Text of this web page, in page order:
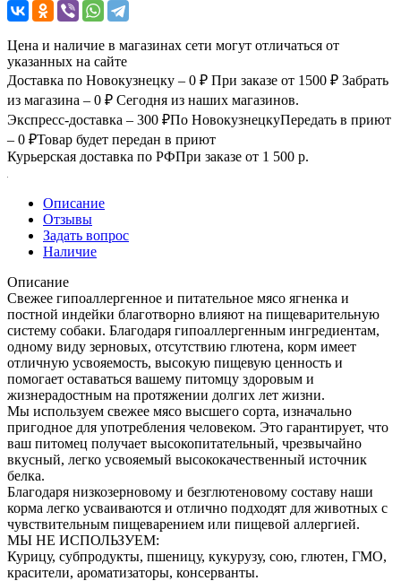
Цена и наличие в магазинах сети могут отличаться от
указанных на сайте
Доставка по Новокузнецку – 0 ₽ При заказе от 1500 ₽ Забрать
из магазина – 0 ₽ Сегодня из наших магазинов.
Экспресс-доставка – 300 ₽По НовокузнецкуПередать в приют
– 0 ₽Товар будет передан в приют
Курьерская доставка по РФПри заказе от 1 500 р.
Описание
Отзывы
Задать вопрос
Наличие
Описание
Свежее гипоаллергенное и питательное мясо ягненка и
постной индейки благотворно влияют на пищеварительную
систему собаки. Благодаря гипоаллергенным ингредиентам,
одному виду зерновых, отсутствию глютена, корм имеет
отличную усвояемость, высокую пищевую ценность и
помогает оставаться вашему питомцу здоровым и
жизнерадостным на протяжении долгих лет жизни.
Мы используем свежее мясо высшего сорта, изначально
пригодное для употребления человеком. Это гарантирует, что
ваш питомец получает высокопитательный, чрезвычайно
вкусный, легко усвояемый высококачественный источник
белка.
Благодаря низкозерновому и безглютеновому составу наши
корма легко усваиваются и отлично подходят для животных с
чувствительным пищеварением или пищевой аллергией.
МЫ НЕ ИСПОЛЬЗУЕМ:
Курицу, субпродукты, пшеницу, кукурузу, сою, глютен, ГМО,
красители, ароматизаторы, консерванты.